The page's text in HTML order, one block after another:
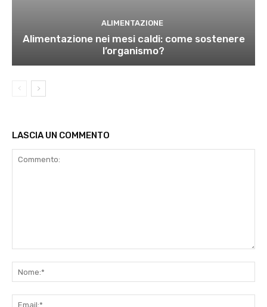
ALIMENTAZIONE
Alimentazione nei mesi caldi: come sostenere
l’organismo?
LASCIA UN COMMENTO